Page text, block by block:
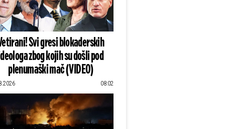
Svi gresi blokaderskih
zbog kojih su došli pod
plenumaški mač (VIDEO)
08:02